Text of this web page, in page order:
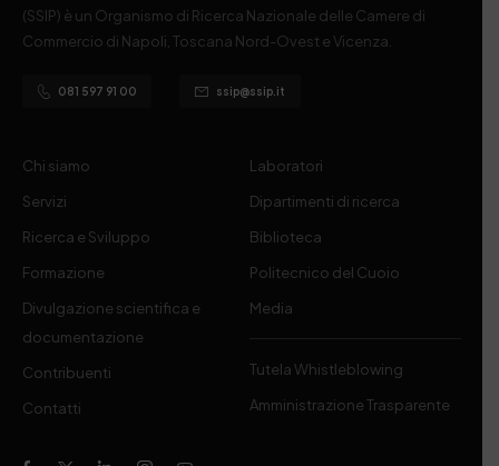
(SSIP) è un Organismo di Ricerca Nazionale delle Camere di
Commercio di Napoli, Toscana Nord-Ovest e Vicenza.
081 597 91 00 ssip@ssip.it
Chi siamo
Servizi
Ricerca e Sviluppo
Formazione
Divulgazione scientifica e
documentazione
Contribuenti
Contatti
Laboratori
Dipartimenti di ricerca
Biblioteca
Politecnico del Cuoio
Media
Tutela Whistleblowing
Amministrazione Trasparente